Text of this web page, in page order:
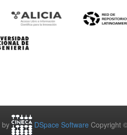
by DSpace Software Copyright